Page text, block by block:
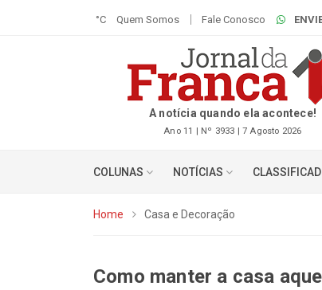
°C Quem Somos Fale Conosco
A notícia quando ela acontece!
Ano 11 | Nº 3933 | 7 Agosto 2026
COLUNAS NOTÍCIAS
Home Casa e Decoração
Como manter a casa